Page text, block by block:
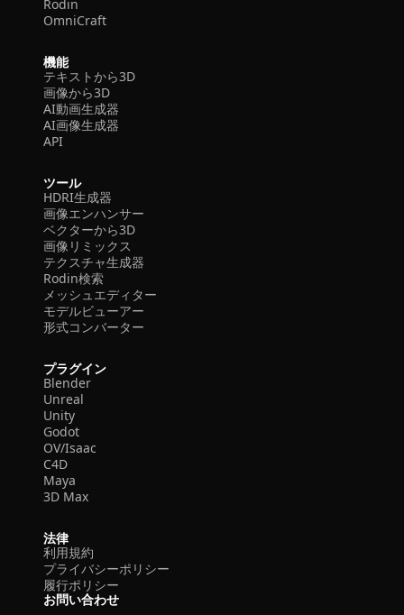
Rodin
OmniCraft
機能
テキストから3D
画像から3D
AI動画生成器
AI画像生成器
API
ツール
HDRI生成器
画像エンハンサー
ベクターから3D
画像リミックス
テクスチャ生成器
Rodin検索
メッシュエディター
モデルビューアー
形式コンバーター
プラグイン
Blender
Unreal
Unity
Godot
OV/Isaac
C4D
Maya
3D Max
法律
利用規約
プライバシーポリシー
履行ポリシー
お問い合わせ